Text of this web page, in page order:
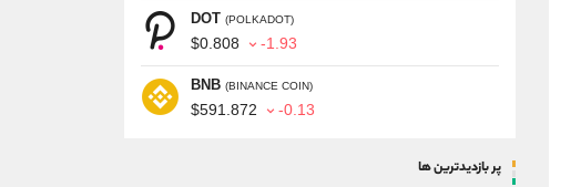
DOT (POLKADOT)
$0.808 -1.93
BNB (BINANCE COIN)
$591.872 -0.13
پر بازدیدترین ها